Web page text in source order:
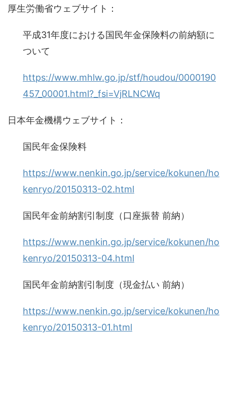
厚生労働省ウェブサイト ：
平成31年度における国民年金保険料の前納額に
ついて
https://www.mhlw.go.jp/stf/houdou/0000190
457_00001.html?_fsi=VjRLNCWq
日本年金機構ウェブサイト ：
国民年金保険料
https://www.nenkin.go.jp/service/kokunen/ho
kenryo/20150313-02.html
国民年金前納割引制度（口座振替 前納）
https://www.nenkin.go.jp/service/kokunen/ho
kenryo/20150313-04.html
国民年金前納割引制度（現金払い 前納）
https://www.nenkin.go.jp/service/kokunen/ho
kenryo/20150313-01.html